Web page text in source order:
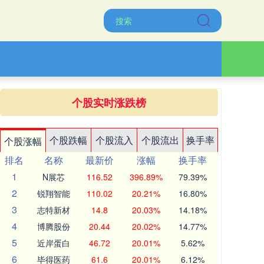
个股实时涨跌榜
个股涨幅 个股跌幅 个股流入 个股流出
换手率
排名
名称 最新价 涨幅
换手率
1
N展芯 116.52 396.89% 79.39%
2 锐翔智能 110.02 20.21% 16.80%
3 志特新材 14.8 20.03% 14.18%
4 博腾股份 20.44 20.02% 14.77%
5 近岸蛋白 46.72 20.01% 5.62%
6 毕得医药 61.6 20.01% 6.12%